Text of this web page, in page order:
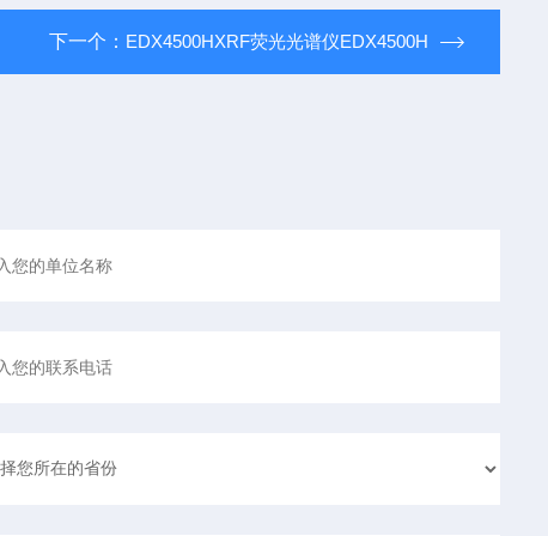
下一个： EDX4500HXRF荧光光谱仪EDX4500H